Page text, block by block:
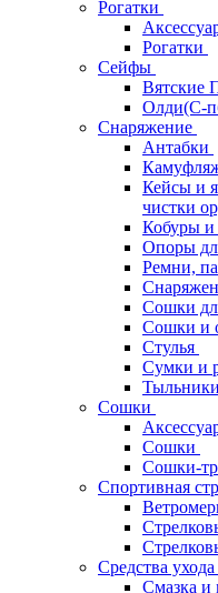
Рогатки
Рогатки
Сейфы
Вятские
Олди(С-
Снаряжение
Антабки
Кейсы и
чистки
Кобуры и
Опоры
Ремни,
Сошки
Сошки и
Стулья
Сумки и
Тыльники
Сошки
Сошки
Сошки-
Спортивная
Средства
Смазка и